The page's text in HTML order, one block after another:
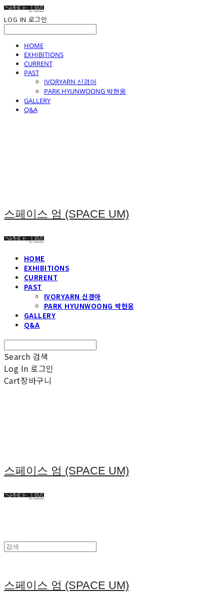
LOG IN 로그인
HOME
EXHIBITIONS
CURRENT
PAST
IVORYARN 신경아
PARK HYUNWOONG 박현웅
GALLERY
Q&A
스페이스 엄 (SPACE UM)
HOME
EXHIBITIONS
CURRENT
PAST
IVORYARN 신경아
PARK HYUNWOONG 박현웅
GALLERY
Q&A
Search 검색
Log In 로그인
Cart장바구니
스페이스 엄 (SPACE UM)
스페이스 엄 (SPACE UM)